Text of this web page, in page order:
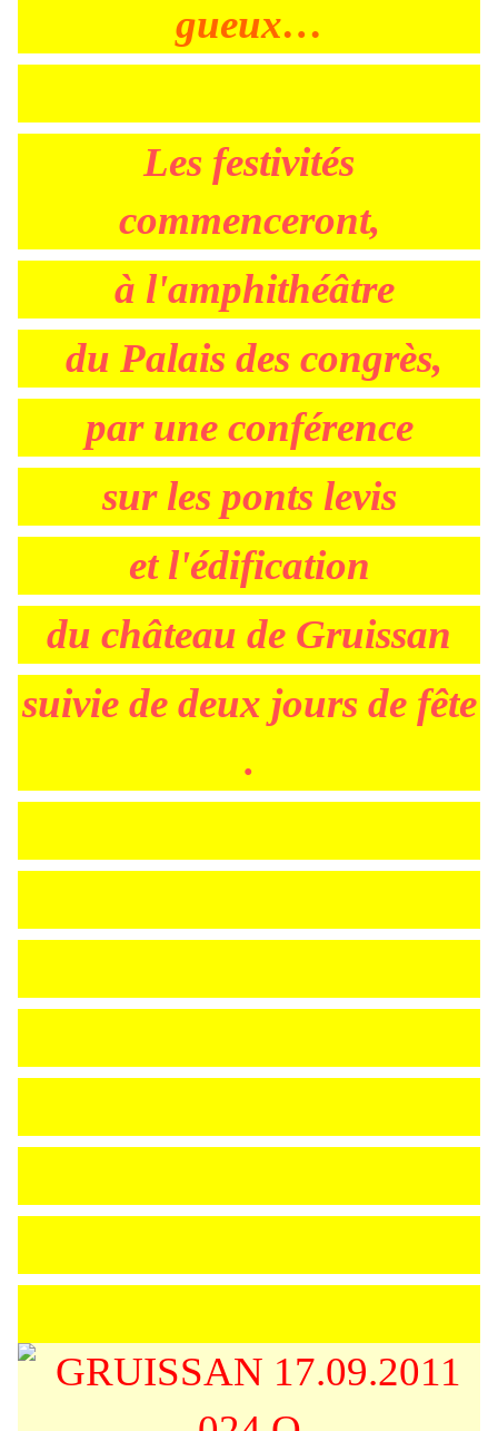
gueux…
Les festivités
commenceront,
à l'amphithéâtre
du Palais des congrès,
par une conférence
sur les ponts levis
et l'édification
du château de Gruissan
suivie de deux jours de fête
.